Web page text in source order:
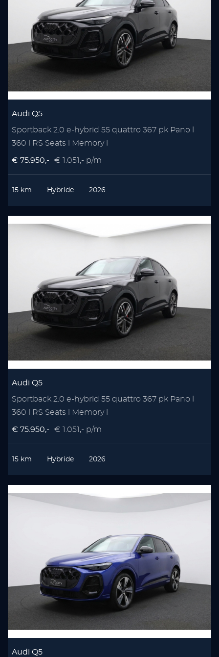
Audi Q5
Sportback 2.0 e-hybrid 55 quattro 367 pk Pano l
360 l RS Seats l Memory l
€ 75.950,- € 1.051,- p/m
15 km Hybride 2026
Audi Q5
Sportback 2.0 e-hybrid 55 quattro 367 pk Pano l
360 l RS Seats l Memory l
€ 75.950,- € 1.051,- p/m
15 km Hybride 2026
Audi Q5